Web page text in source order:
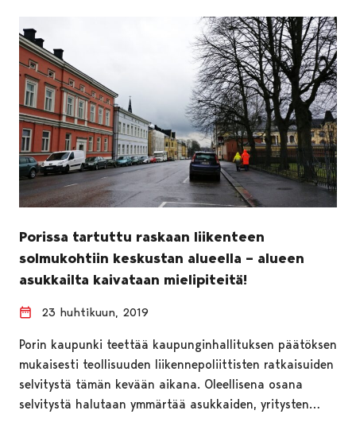
Porissa tartuttu raskaan liikenteen
solmukohtiin keskustan alueella – alueen
asukkailta kaivataan mielipiteitä!
23 huhtikuun, 2019
Porin kaupunki teettää kaupunginhallituksen päätöksen
mukaisesti teollisuuden liikennepoliittisten ratkaisuiden
selvitystä tämän kevään aikana. Oleellisena osana
selvitystä halutaan ymmärtää asukkaiden, yritysten…